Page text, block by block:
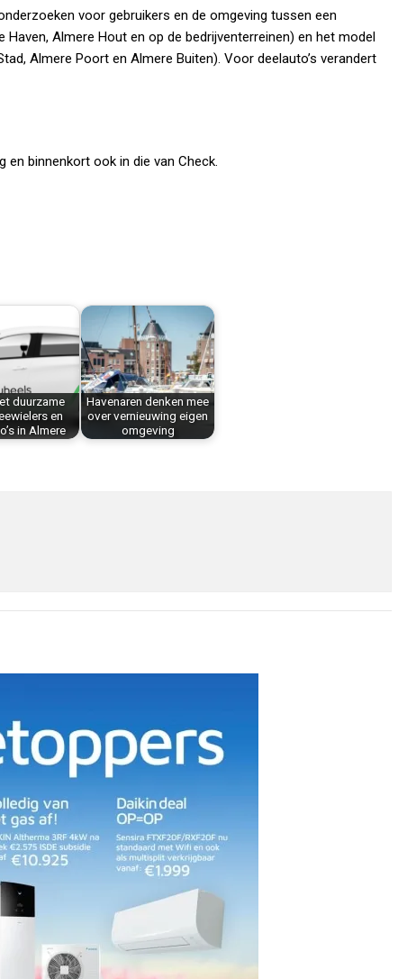
voor gebruikers en de omgeving tussen een
Almere Hout en op de bedrijventerreinen) en het model
Almere Poort en Almere Buiten). Voor deelauto’s verandert
en binnenkort ook in die van Check.
duurzame
en
in Almere
Havenaren denken mee
over vernieuwing eigen
omgeving